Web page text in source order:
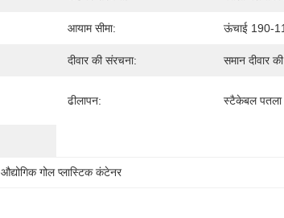
आयाम सीमा: ऊंचाई 190-
दीवार की संरचना: समान दीवार
ढीलापन: स्टैकेबल पतला
औद्योगिक गोल प्लास्टिक कंटेनर